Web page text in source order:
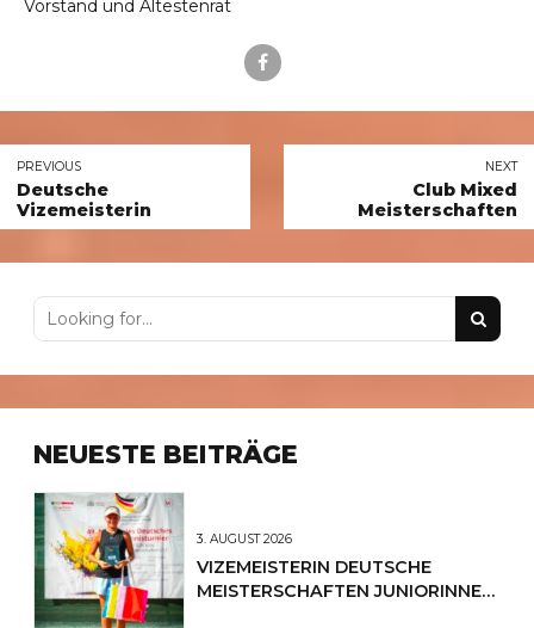
Vorstand und Ältestenrat
PREVIOUS
Deutsche
Vizemeisterin
NEXT
Club Mixed
Meisterschaften
NEUESTE BEITRÄGE
3. AUGUST 2026
VIZEMEISTERIN DEUTSCHE
MEISTERSCHAFTEN JUNIORINNEN